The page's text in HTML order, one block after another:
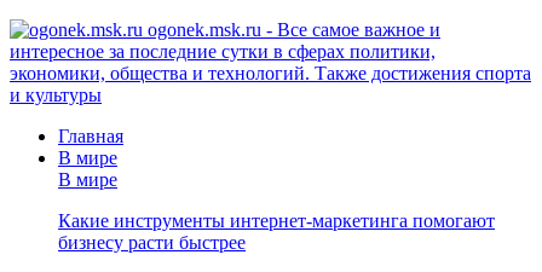
ogonek.msk.ru - Все самое важное и
интересное за последние сутки в сферах политики,
экономики, общества и технологий. Также достижения спорта
и культуры
Главная
В мире
В мире
Какие инструменты интернет-маркетинга помогают
бизнесу расти быстрее